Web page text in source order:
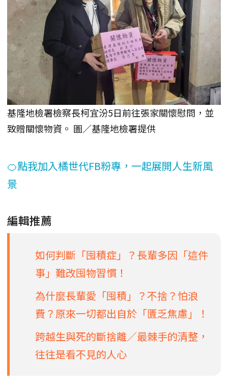
基隆地檢署檢察長柯宜汾5日前往張家關懷慰問，並
致贈關懷物資。 圖／基隆地檢署提供
🍊點我加入橘世代FB粉專，一起展開人生新風
景
編輯推薦
如何判斷「囤積症」？長輩多因「這件
事」難改囤物習慣！
為什麼長輩愛「囤積」？不捨？怕浪
費？原來一切都出自於「匱乏焦慮」！
跨越生與死的斷捨離／最棘手的清整，
往往是看不見的人心